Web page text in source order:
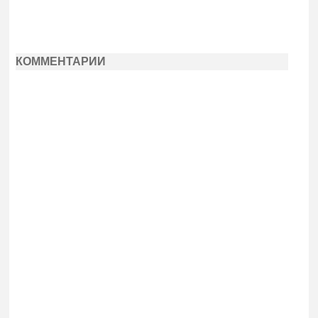
КОММЕНТАРИИ